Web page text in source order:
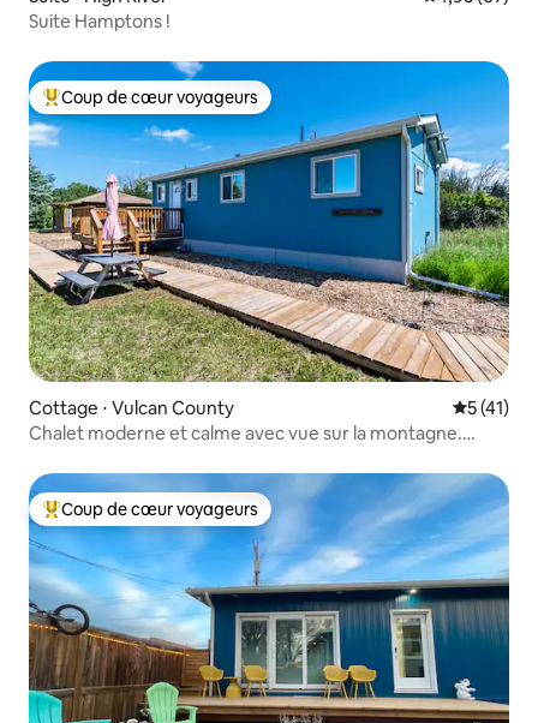
Suite Hamptons !
Coups de cœur voyageurs les plus appréciés
Coup de cœur voyageurs
Cottage ⋅ Vulcan County
5 (41)
Chalet moderne et calme avec vue sur la montagne.
Coups de cœur voyageurs les plus appréciés
Coup de cœur voyageurs